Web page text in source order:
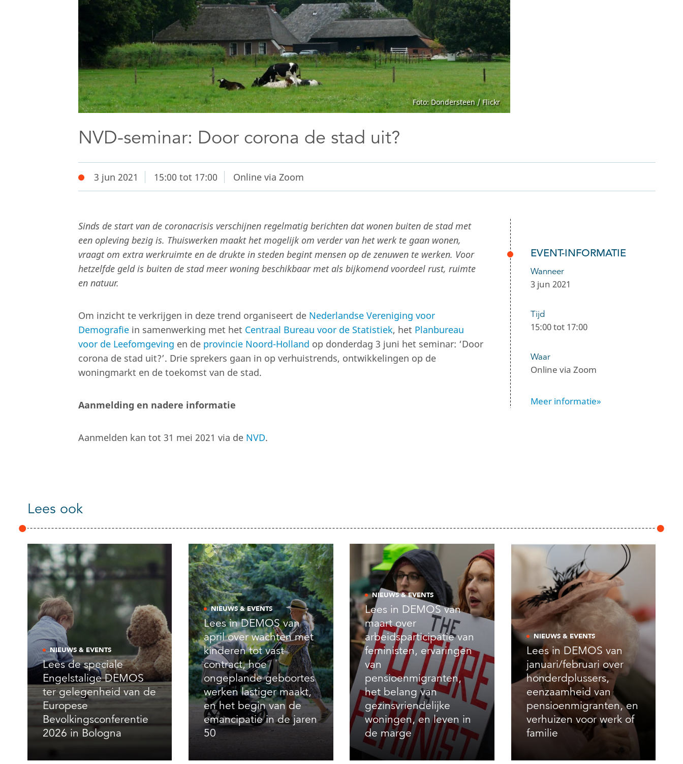
Foto: Dondersteen / Flickr
NVD-seminar: Door corona de stad uit?
3 jun 2021 15:00 tot 17:00 Online via Zoom
Sinds de start van de coronacrisis verschijnen regelmatig berichten dat wonen buiten de stad met
een opleving bezig is. Thuiswerken maakt het mogelijk om verder van het werk te gaan wonen,
vraagt om extra werkruimte en de drukte in steden begint mensen op de zenuwen te werken. Voor
hetzelfde geld is buiten de stad meer woning beschikbaar met als bijkomend voordeel rust, ruimte
en natuur.
Om inzicht te verkrijgen in deze trend organiseert de Nederlandse Vereniging voor
Demografie in samenwerking met het Centraal Bureau voor de Statistiek, het Planbureau
voor de Leefomgeving en de provincie Noord-Holland op donderdag 3 juni het seminar: ‘Door
corona de stad uit?’. Drie sprekers gaan in op verhuistrends, ontwikkelingen op de
woningmarkt en de toekomst van de stad.
Aanmelding en nadere informatie
Aanmelden kan tot 31 mei 2021 via de NVD.
EVENT-INFORMATIE
Wanneer
3 jun 2021
Tijd
15:00 tot 17:00
Waar
Online via Zoom
Meer informatie»
Lees ook
NIEUWS & EVENTS
Lees de speciale
Engelstalige DEMOS
ter gelegenheid van de
Europese
Bevolkingsconferentie
2026 in Bologna
NIEUWS & EVENTS
Lees in DEMOS van
april over wachten met
kinderen tot vast
contract, hoe
ongeplande geboortes
werken lastiger maakt,
en het begin van de
emancipatie in de jaren
50
NIEUWS & EVENTS
Lees in DEMOS van
maart over
arbeidsparticipatie van
feministen, ervaringen
van
pensioenmigranten,
het belang van
gezinsvriendelijke
woningen, en leven in
de marge
NIEUWS & EVENTS
Lees in DEMOS van
januari/februari over
honderdplussers,
eenzaamheid van
pensioenmigranten, en
verhuizen voor werk of
familie